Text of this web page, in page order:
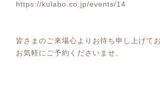
https://kulabo.co.jp/events/14
皆さまのご来場心よりお待ち申し上げて
お気軽にご予約くださいませ。